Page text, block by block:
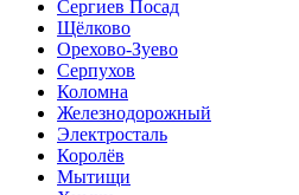
Сергиев Посад
Щёлково
Орехово-Зуево
Серпухов
Коломна
Железнодорожный
Электросталь
Королёв
Мытищи